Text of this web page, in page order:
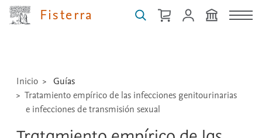
Fisterra
medicamentos,
técnicas
Inicio
Guías
Tratamiento empírico de las infecciones genitourinarias
e infecciones de transmisión sexual